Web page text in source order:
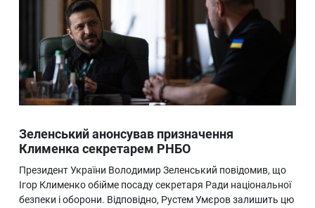
Зеленський анонсував призначення
Клименка секретарем РНБО
Президент України Володимир Зеленський повідомив, що
Ігор Клименко обійме посаду секретаря Ради національної
безпеки і оборони. Відповідно, Рустем Умєров залишить цю